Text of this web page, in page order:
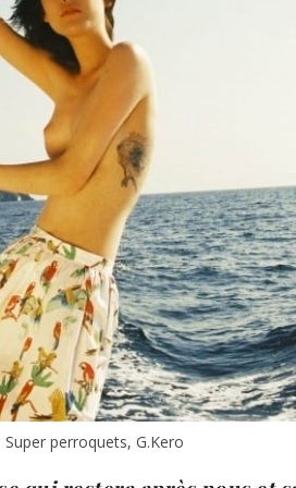
Super perroquets, G.Kero